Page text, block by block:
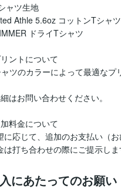
ャツ生地
Athle 5.6oz コットンTシャツ
ドライTシャツ
ントについて
ツのカラーによって最適なプ
はお問い合わせください。
加料金について
に応じて、追加のお支払い（
にあたってのお願い